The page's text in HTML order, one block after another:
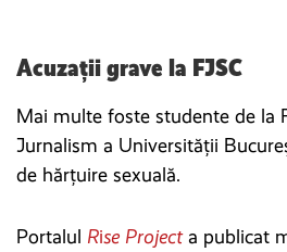
Acuzații grave la FJSC
Mai multe foste studente de la
Jurnalism a Universității
de hărțuire sexuală.
Portalul Rise Projecta publicat